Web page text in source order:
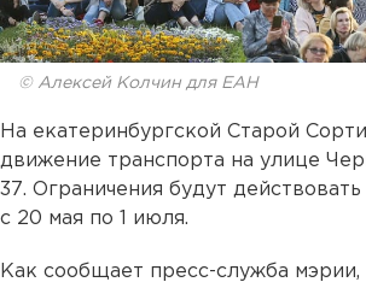
© Алексей Колчин для ЕАН
На екатеринбургской Старой
движение транспорта на улице
37. Ограничения будут
с 20 мая по 1 июля.
Как сообщает пресс-служба мэрии,